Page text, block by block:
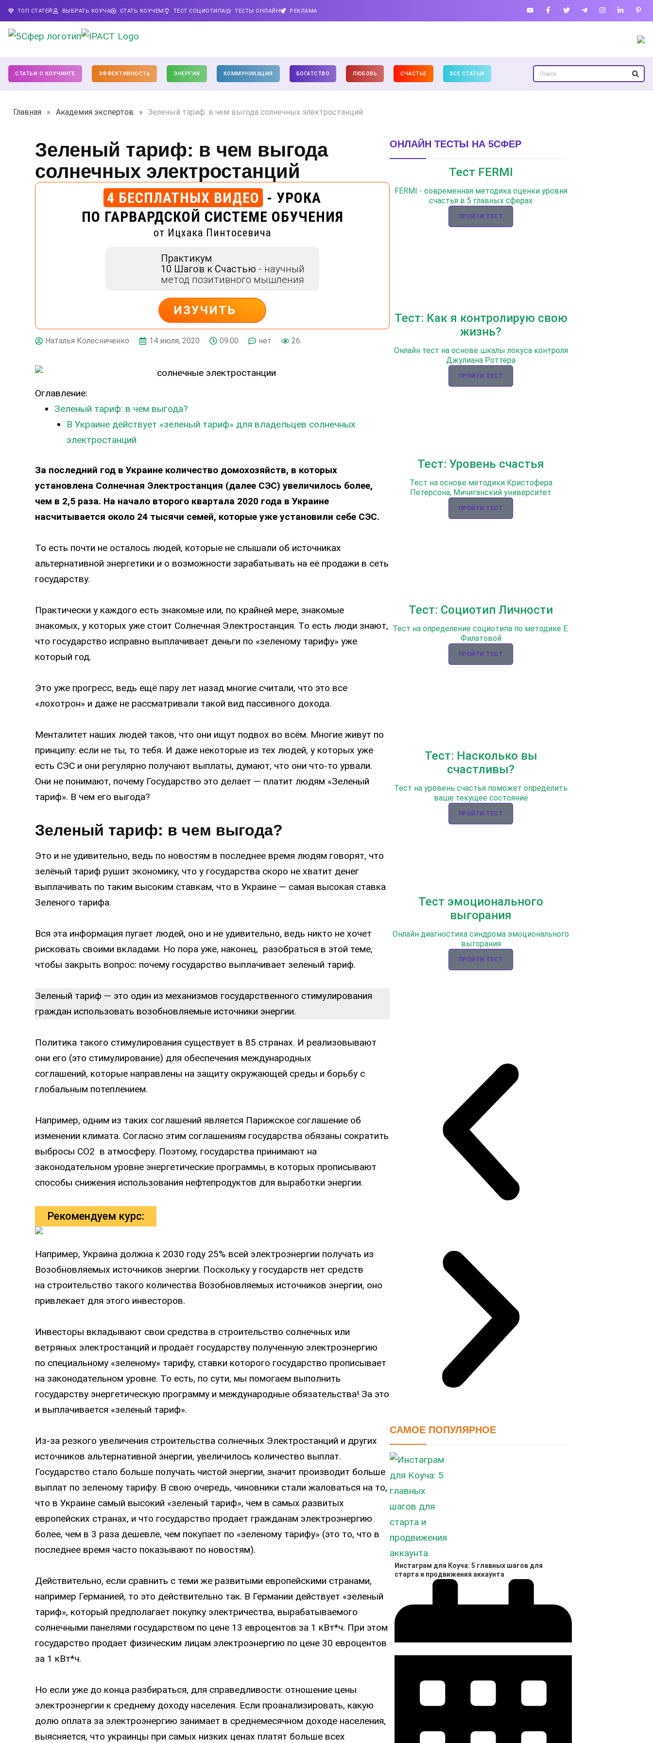
ТОП СТАТЕЙ ВЫБРАТЬ КОУЧА СТАТЬ КОУЧЕМ ТЕСТ СОЦИОТИПА ТЕСТЫ ОНЛАЙН РЕКЛАМА
СТАТЬИ О КОУЧИНГЕ ЭФФЕКТИВНОСТЬ ЭНЕРГИЯ КОММУНИКАЦИЯ БОГАТСТВО ЛЮБОВЬ СЧАСТЬЕ ВСЕ СТАТЬИ
Главная » Академия экспертов » Зеленый тариф: в чем выгода солнечных электростанций
Зеленый тариф: в чем выгода
солнечных электростанций
4 БЕСПЛАТНЫХ ВИДЕО - УРОКА
ПО ГАРВАРДСКОЙ СИСТЕМЕ ОБУЧЕНИЯ
от Ицхака Пинтосевича
Практикум
10 Шагов к Счастью - научный
метод позитивного мышления
ИЗУЧИТЬ
ДЕЙСТВУЙ
Наталья Колесниченко 14 июля, 2020 09:00 нет 26
Оглавление:
Зеленый тариф: в чем выгода?
В Украине действует «зеленый тариф» для владельцев солнечных
электростанций
За последний год в Украине количество домохозяйств, в которых
установлена Солнечная Электростанция (далее СЭС) увеличилось более,
чем в 2,5 раза. На начало второго квартала 2020 года в Украине
насчитывается около 24 тысячи семей, которые уже установили себе СЭС.
То есть почти не осталось людей, которые не слышали об источниках
альтернативной энергетики и о возможности зарабатывать на её продажи в сеть
государству.
Практически у каждого есть знакомые или, по крайней мере, знакомые
знакомых, у которых уже стоит Солнечная Электростанция. То есть люди знают,
что государство исправно выплачивает деньги по «зеленому тарифу» уже
который год.
Это уже прогресс, ведь ещё пару лет назад многие считали, что это все
«лохотрон» и даже не рассматривали такой вид пассивного дохода.
Менталитет наших людей таков, что они ищут подвох во всём. Многие живут по
принципу: если не ты, то тебя. И даже некоторые из тех людей, у которых уже
есть СЭС и они регулярно получают выплаты, думают, что они что-то урвали.
Они не понимают, почему Государство это делает — платит людям «Зеленый
тариф». В чем его выгода?
Зеленый тариф: в чем выгода?
Это и не удивительно, ведь по новостям в последнее время людям говорят, что
зелёный тариф рушит экономику, что у государства скоро не хватит денег
выплачивать по таким высоким ставкам, что в Украине — самая высокая ставка
Зеленого тарифа.
Вся эта информация пугает людей, оно и не удивительно, ведь никто не хочет
рисковать своими вкладами. Но пора уже, наконец, разобраться в этой теме,
чтобы закрыть вопрос: почему государство выплачивает зеленый тариф.
Зеленый тариф — это один из механизмов государственного стимулирования
граждан использовать возобновляемые источники энергии.
Политика такого стимулирования существует в 85 странах. И реализовывают
они его (это стимулирование) для обеспечения международных
соглашений, которые направлены на защиту окружающей среды и борьбу с
глобальным потеплением.
Например, одним из таких соглашений является Парижское соглашение об
изменении климата. Согласно этим соглашениям государства обязаны сократить
выбросы CO2 в атмосферу. Поэтому, государства принимают на
законодательном уровне энергетические программы, в которых прописывают
способы снижения использования нефтепродуктов для выработки энергии.
Рекомендуем курс:
Например, Украина должна к 2030 году 25% всей электроэнергии получать из
Возобновляемых источников энергии. Поскольку у государств нет средств
на строительство такого количества Возобновляемых источников энергии, оно
привлекает для этого инвесторов.
Инвесторы вкладывают свои средства в строительство солнечных или
ветряных электростанций и продаёт государству полученную электроэнергию
по специальному «зеленому» тарифу, ставки которого государство прописывает
на законодательном уровне. То есть, по сути, мы помогаем выполнить
государству энергетическую программу и международные обязательства! За это
и выплачивается «зеленый тариф».
Из-за резкого увеличения строительства солнечных Электростанций и других
источников альтернативной энергии, увеличилось количество выплат.
Государство стало больше получать чистой энергии, значит производит больше
выплат по зеленому тарифу. В свою очередь, чиновники стали жаловаться на то,
что в Украине самый высокий «зеленый тариф», чем в самых развитых
европейских странах, и что государство продает гражданам электроэнергию
более, чем в 3 раза дешевле, чем покупает по «зеленому тарифу» (это то, что в
последнее время часто показывают по новостям).
Действительно, если сравнить с теми же развитыми европейскими странами,
например Германией, то это действительно так. В Германии действует «зеленый
тариф», который предполагает покупку электричества, вырабатываемого
солнечными панелями государством по цене 13 евроцентов за 1 кВт*ч. При этом
государство продает физическим лицам электроэнергию по цене 30 евроцентов
за 1 кВт*ч.
Но если уже до конца разбираться, для справедливости: отношение цены
электроэнергии к среднему доходу населения. Если проанализировать, какую
долю оплата за электроэнергию занимает в среднемесячном доходе населения,
выясняется, что украинцы при самых низких ценах платят больше всех
ОНЛАЙН ТЕСТЫ НА 5СФЕР
Тест FERMI
FERMI - современная методика оценки уровня
счастья в 5 главных сферах
ПРОЙТИ ТЕСТ
Тест: Как я контролирую свою
жизнь?
Онлайн тест на основе шкалы локуса контроля
Джулиана Роттера
ПРОЙТИ ТЕСТ
Тест: Уровень счастья
Тест на основе методики Кристофера
Петерсона, Мичиганский университет
ПРОЙТИ ТЕСТ
Тест: Социотип Личности
Тест на определение социотипа по методике Е.
Филатовой
ПРОЙТИ ТЕСТ
Тест: Насколько вы
счастливы?
Тест на уровень счастья поможет определить
ваше текущее состояние
ПРОЙТИ ТЕСТ
Тест эмоционального
выгорания
Онлайн диагностика синдрома эмоционального
выгорания
ПРОЙТИ ТЕСТ
САМОЕ ПОПУЛЯРНОЕ
Инстаграм для Коуча: 5 главных шагов для
старта и продвижения аккаунта